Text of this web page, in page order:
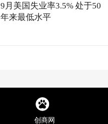
9月美国失业率3.5% 处于50
年来最低水平
创商网